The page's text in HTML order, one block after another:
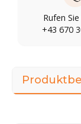
Rufen
+43 670